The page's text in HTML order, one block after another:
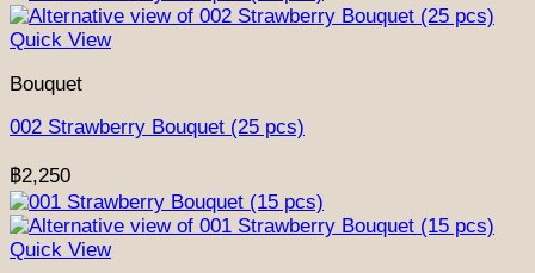
Quick View
Bouquet
002 Strawberry Bouquet (25 pcs)
฿2,250
Quick View